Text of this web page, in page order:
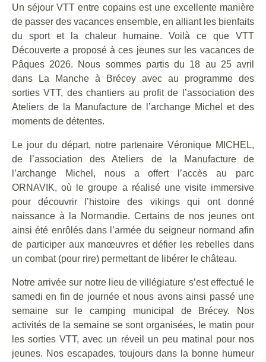
Un séjour VTT entre copainsest une excellente manière
de passer des vacances ensemble, en alliant les bienfaits
du sport et la chaleur humaine. Voilà ce que VTT
Découverte a proposé à ces jeunes sur les vacances de
Pâques 2026. Nous sommes partis du 18 au 25 avril
dans La Manche à Brécey avec au programme des
sorties VTT, des chantiers au profit de l’association des
Ateliers de la Manufacture de l’archange Michel et des
moments de détentes.
Le jour du départ, notre partenaire Véronique MICHEL,
de
l’association des Ateliers de la Manufacture de
l’archange Michel, nous a offert l’accès au parc
ORNAVIK, où le groupe a réalisé une visite immersive
pour découvrir l’histoire des vikings qui ont donné
naissance à la Normandie. Certains de nos jeunes ont
ainsi été enrôlés dans l’armée du seigneur normand afin
de participer aux manœuvres et défier les rebelles dans
un combat (pour rire) permettant de libérer le château.
Notre arrivée sur notre lieu de villégiature s’est effectué le
samedi en fin de journée et nous avons ainsi passé une
semaine sur le camping municipal de Brécey.
Nos
activités de la semaine se sontorganisées, le matin pour
es sorties VTT, avec un réveil un peu matinal pour nos
jeunes. Nos escapades, toujours dans la bonne humeur